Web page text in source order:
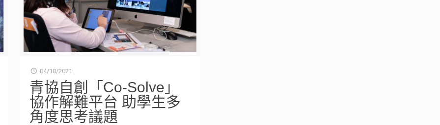
04/10/2021
青協自創「Co-Solve」
協作解難平台 助學生多
角度思考議題